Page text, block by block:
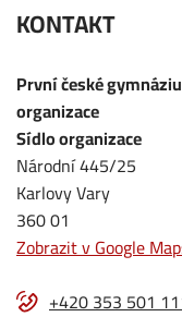
KONTAKT
První české
organizace
Sídlo organizace
Národní 445/25
Karlovy Vary
360 01
Zobrazit v Google
+420 353 501